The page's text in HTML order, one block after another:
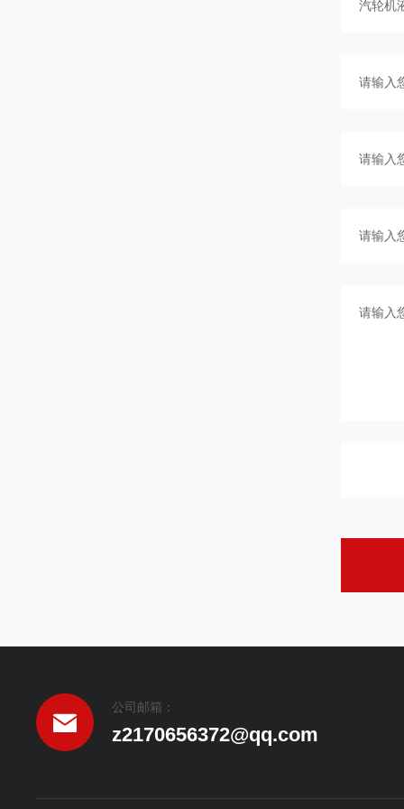
公司邮箱：
z2170656372@qq.com